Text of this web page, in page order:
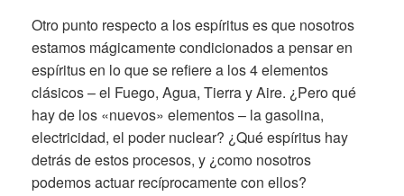
Otro punto respecto a los espíritus es que nosotros
estamos mágicamente condicionados a pensar en
espíritus en lo que se refiere a los 4 elementos
clásicos – el Fuego, Agua, Tierra y Aire. ¿Pero qué
hay de los «nuevos» elementos – la gasolina,
electricidad, el poder nuclear? ¿Qué espíritus hay
detrás de estos procesos, y ¿como nosotros
podemos actuar recíprocamente con ellos?